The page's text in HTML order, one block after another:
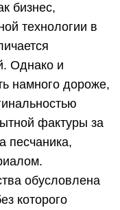
бизнес,
технологии в
Однако и
намного дороже,
фактуры за
песчаника,
обусловлена
которого